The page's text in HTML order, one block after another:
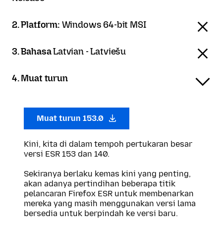
2. Platform: Windows 64-bit MSI
3. BahasaLatvian - Latviešu
4. Muat turun
Muat turun 153.0
Kini, kita di dalam tempoh pertukaran besar
versi ESR 153 dan 140.
Sekiranya berlaku kemas kini yang penting,
akan adanya pertindihan beberapa titik
pelancaran Firefox ESR untuk membenarkan
mereka yang masih menggunakan versi lama
bersedia untuk berpindah ke versi baru.